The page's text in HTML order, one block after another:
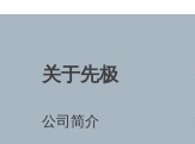
关于先极
公司简介